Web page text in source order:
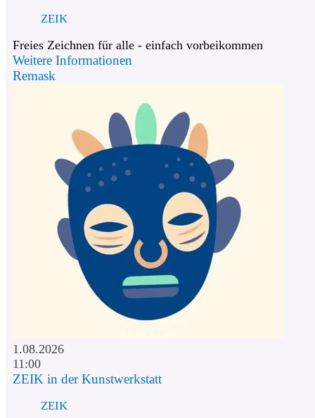
ZEIK
Freies Zeichnen für alle - einfach vorbeikommen
Weitere Informationen
Remask
1.08.2026
11:00
ZEIK in der Kunstwerkstatt
ZEIK